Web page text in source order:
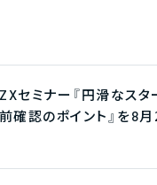
セミナー『円滑なスタ
認のポイント』を8